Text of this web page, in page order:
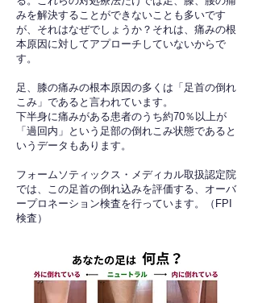
みを解決することができないことも多いです
が、それはなぜでしょうか？それは、痛みの根
本原因に対してアプローチしていないからで
す。
足、膝の痛みの根本原因の多くは「足首の倒れ
こみ」であると言われています。
下半身に痛みがある患者のうち約70％以上が
「過回内」という足部の倒れこみ状態であると
いうデータもあります。
フォームソティックス・メディカル取扱認定院
では、この足首の倒れ込みを評価する、オーバ
ープロネーション検査を行っています。（FPI
検査）​